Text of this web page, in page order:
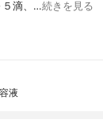
５滴、…続きを見る
液